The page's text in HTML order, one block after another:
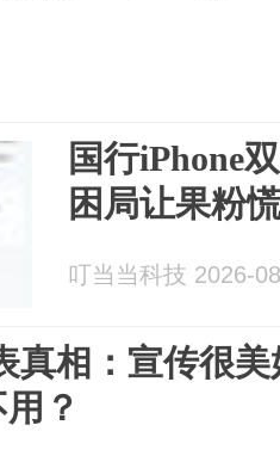
国行iPhone
困局让果粉
叮当当科技 2026-
真相：宣传很
？